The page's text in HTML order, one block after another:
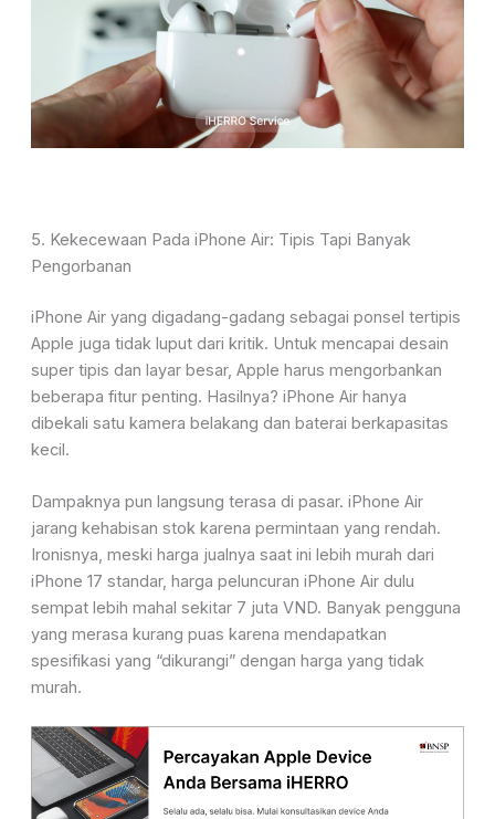
5. Kekecewaan Pada iPhone Air: Tipis Tapi Banyak
Pengorbanan
iPhone Air yang digadang-gadang sebagai ponsel tertipis
Apple juga tidak luput dari kritik. Untuk mencapai desain
super tipis dan layar besar, Apple harus mengorbankan
beberapa fitur penting. Hasilnya? iPhone Air hanya
dibekali satu kamera belakang dan baterai berkapasitas
kecil.
Dampaknya pun langsung terasa di pasar. iPhone Air
jarang kehabisan stok karena permintaan yang rendah.
Ironisnya, meski harga jualnya saat ini lebih murah dari
iPhone 17 standar, harga peluncuran iPhone Air dulu
sempat lebih mahal sekitar 7 juta VND. Banyak pengguna
yang merasa kurang puas karena mendapatkan
spesifikasi yang “dikurangi” dengan harga yang tidak
murah.